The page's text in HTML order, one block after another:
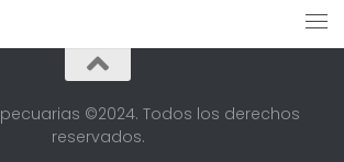
©2024. Todos los derechos
reservados.